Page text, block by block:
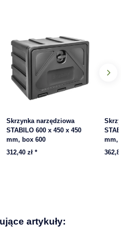
Skrzynka narzędziowa
STABILO 600 x 450 x 450
mm, box 600
312,40 zł *
mm,
artykuły: